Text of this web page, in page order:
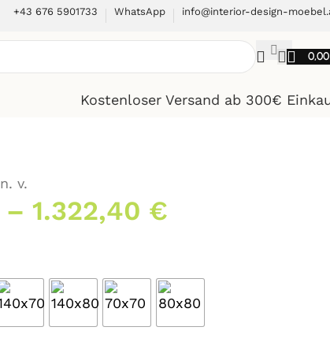
+43 676 5901733 WhatsApp info@interior-design-
Kostenloser Versand ab 300€
n. v.
– 1.322,40 €